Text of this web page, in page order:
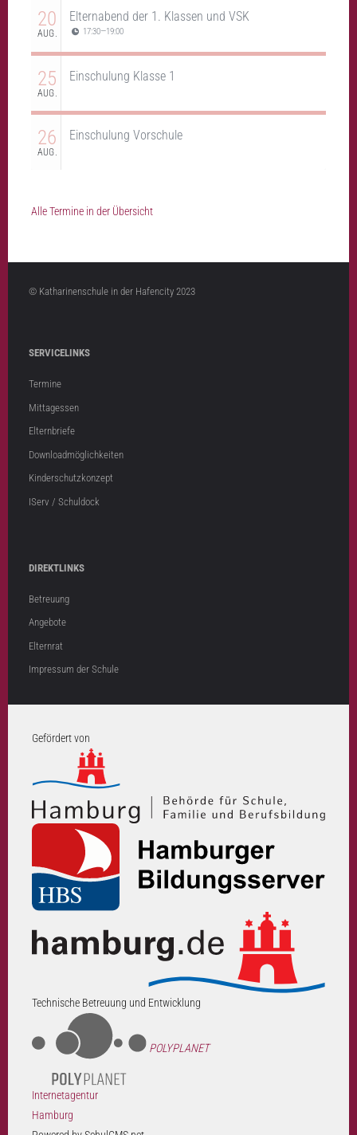
20
AUG.
Elternabend der 1. Klassen und VSK
17:30—19:00
25
AUG.
Einschulung Klasse 1
26
AUG.
Einschulung Vorschule
Alle Termine in der Übersicht
© Katharinenschule in der Hafencity 2023
SERVICELINKS
Termine
Mittagessen
Elternbriefe
Downloadmöglichkeiten
Kinderschutzkonzept
IServ / Schuldock
DIREKTLINKS
Betreuung
Angebote
Elternrat
Impressum der Schule
Gefördert von
Technische Betreuung und Entwicklung
POLYPLANET
Internetagentur
Hamburg